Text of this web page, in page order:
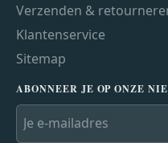
Verzenden &
Klantenservice
Sitemap
ABONNEER JE OP ONZE